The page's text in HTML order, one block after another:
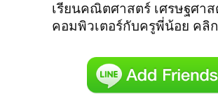
เรียนคณิตศาสตร์ เศรษฐศาส
คอมพิวเตอร์กับครูพี่น้อย คลิ